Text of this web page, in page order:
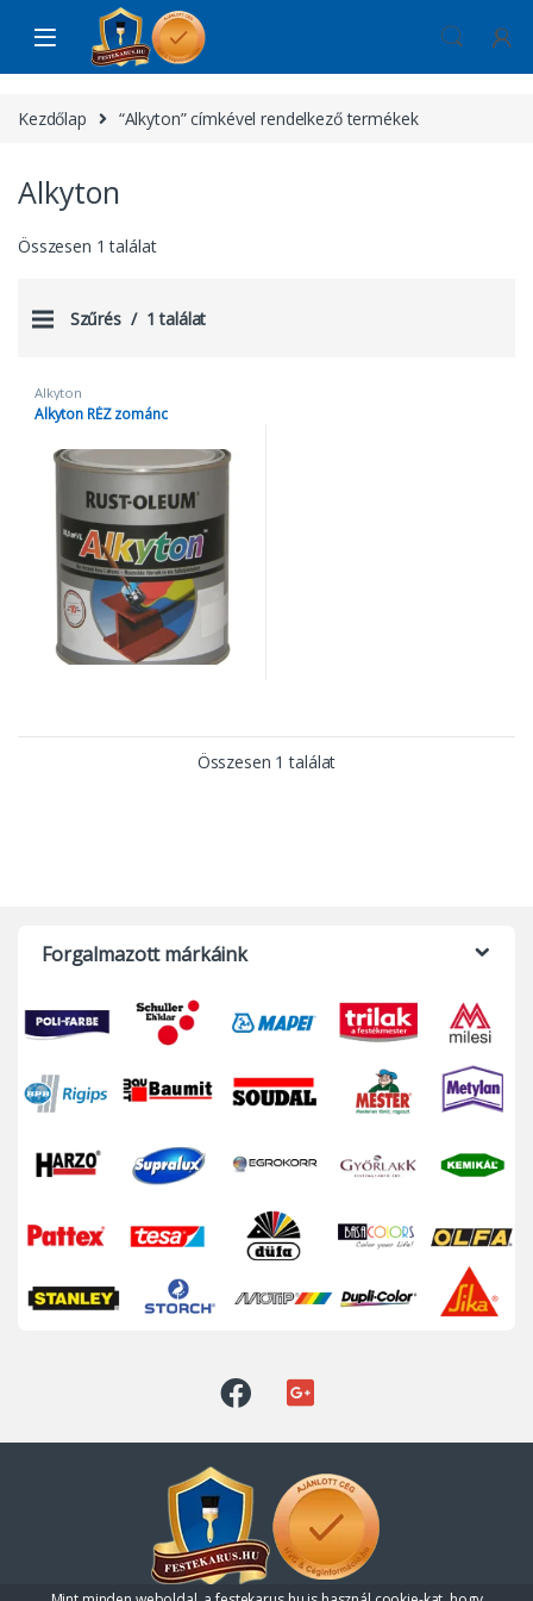
Skip to navigation
Skip to content
Kezdőlap “Alkyton” címkével rendelkező termékek
Alkyton
Összesen 1 találat
Szűrés 1 találat
Alkyton
Alkyton RÉZ zománc
Összesen 1 találat
Forgalmazott márkáink